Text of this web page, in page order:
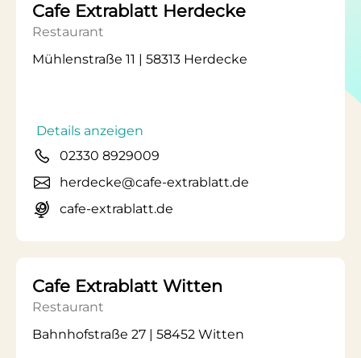
Cafe Extrablatt Herdecke
Restaurant
Mühlenstraße 11 | 58313 Herdecke
Details anzeigen
02330 8929009
herdecke@cafe-extrablatt.de
cafe-extrablatt.de
Cafe Extrablatt Witten
Restaurant
Bahnhofstraße 27 | 58452 Witten